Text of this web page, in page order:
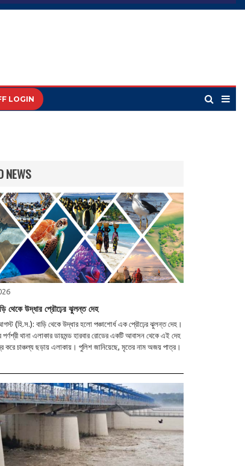
LOGIN
NEWS
থেকে উদ্ধার প্রৌঢ়ের ঝুলন্ত দেহ
(হি.স.): বাড়ি থেকে উদ্ধার হলো পঞ্চাশোর্ধ এক প্রৌঢ়ের ঝুলন্ত দেহ।
পর্ণশ্রী থানা এলাকার ডায়মন্ড হারবার রোডের একটি আবাসন থেকে এই দেহ
করে চাঞ্চল্য ছড়ায় এলাকায়। পুলিশ জানিয়েছে, মৃতের নাম অজয় পাত্র।